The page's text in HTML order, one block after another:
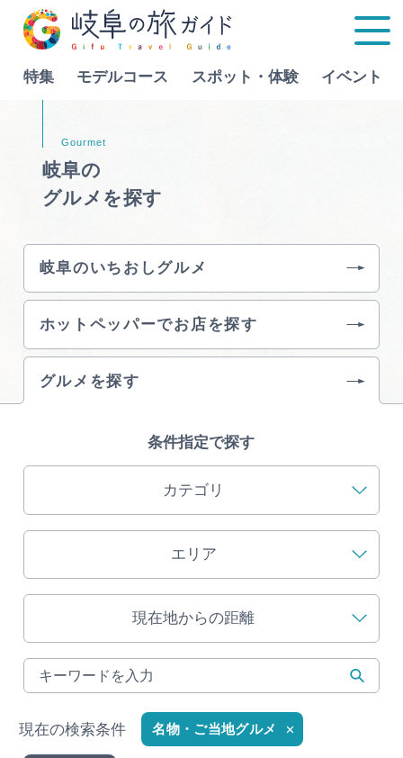
特集 モデルコース スポット・体験 イベント
特集
スポット・体験
イベント
グルメ
インフォメーション
ぎふ旅レポーター記事
早わかり岐阜
買い物・お土産
体験予約サイト「ＶＩＳＩＴ岐阜県」
Language
行きたいリストを見る
岐阜の
グルメを探す
岐阜のいちおしグルメ
グルメを探す
ホットペッパーでお店を探す
条件指定で探す
カテゴリ
エリア
現在地からの距離
現在の検索条件 名物・ご当地グルメ